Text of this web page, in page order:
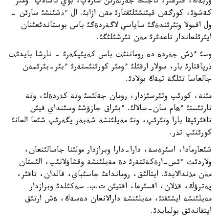
كةشؤئ، كورگةن قيئنشئلئقتارئ مةن ازابئ. ال ءذشئنشئ سارئن -
ول اقمولا وثئرئندةگئ ساياسي لاگةردةگئ باس بوستاندئعئنان
ايئرئلعاندار تاعدئرئ مةن تئرشئلئگئ.
وسئ ءذش جةردة دة روماننئث باس كةيئپكةرئ - نارشا بايدئث
ذرپاقتارئ بار، سولار ارقئلئ ءومئر كورئنئستةرئ ءبئر-بئرئمةن
جالعاسا تئلگة تيةك بولادئ.
مئنة، كورئپ وتئرسئزدار، رومان جةلئسئ وتة كذردةلئ، وتة
تارتئستئ ءهام سان-سالالئ. ءبئراق جازؤشئ وسئنداي قيئن
تاقئرئپقا بارا وتئرئپ، ونئ مةيلئنشة شةبةر يگةرئپ شئعا العانئ
كورئنئپ تذر.
شئعارمادا، اسئرةسة، دارا-دارا وبرازدار مولئنا جاسالئنعان،
ولاردئث ءئس-ارةكةتتةرئ دة مةيلئنشة وقشاؤلانئپ، الئستان
مةن مذندالايدئ. ايتالئق، رومانداعئ جاسئباي، قالدان، تاقئر،
پةترؤك، قذلان، اقسئرعا، اقتيئن ت.ب. سةكئلدئ وبرازدار
مةيلئنشة ايشئقتئ، مةيلئنشة دارالانعان دةسةك، ةش ارتئق
ايتقاندئق بولمايدئ.